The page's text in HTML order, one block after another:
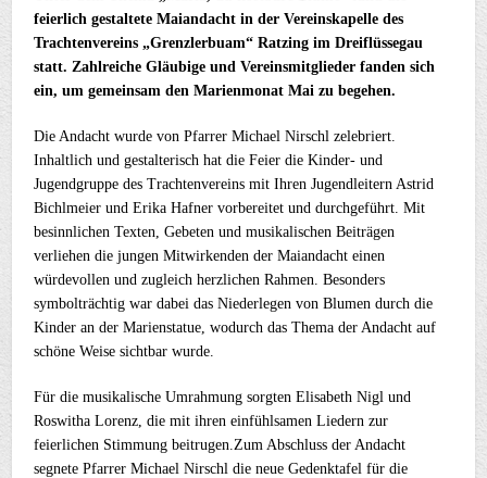
feierlich gestaltete Maiandacht in der Vereinskapelle des
Trachtenvereins „Grenzlerbuam“ Ratzing im Dreiflüssegau
statt. Zahlreiche Gläubige und Vereinsmitglieder fanden sich
ein, um gemeinsam den Marienmonat Mai zu begehen.
Die Andacht wurde von Pfarrer Michael Nirschl zelebriert.
Inhaltlich und gestalterisch hat die Feier die Kinder- und
Jugendgruppe des Trachtenvereins mit Ihren Jugendleitern Astrid
Bichlmeier und Erika Hafner vorbereitet und durchgeführt. Mit
besinnlichen Texten, Gebeten und musikalischen Beiträgen
verliehen die jungen Mitwirkenden der Maiandacht einen
würdevollen und zugleich herzlichen Rahmen. Besonders
symbolträchtig war dabei das Niederlegen von Blumen durch die
Kinder an der Marienstatue, wodurch das Thema der Andacht auf
schöne Weise sichtbar wurde.
Für die musikalische Umrahmung sorgten Elisabeth Nigl und
Roswitha Lorenz, die mit ihren einfühlsamen Liedern zur
feierlichen Stimmung beitrugen.Zum Abschluss der Andacht
segnete Pfarrer Michael Nirschl die neue Gedenktafel für die